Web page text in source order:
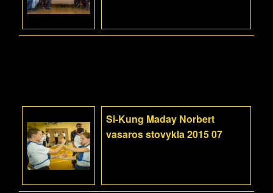
Si-Kung Maday Norbert
vasaros stovykla 2015 07